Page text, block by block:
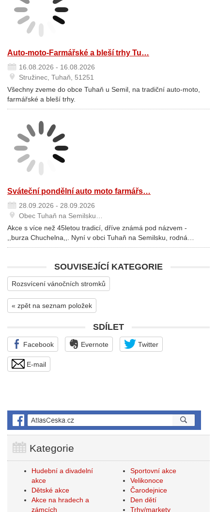
Auto-moto-Farmářské a bleší trhy Tu…
16.08.2026 - 16.08.2026
Stružinec, Tuhaň, 51251
Všechny zveme do obce Tuhaň u Semil, na tradiční auto-moto,
farmářské a bleší trhy.
Sváteční pondělní auto moto farmářs…
28.09.2026 - 28.09.2026
Obec Tuhaň na Semilsku…
Akce s více než 45letou tradicí, dříve známá pod názvem -
,,burza Chuchelna,,. Nyní v obci Tuhaň na Semilsku, rodná…
SOUVISEJÍCÍ KATEGORIE
Rozsvícení vánočních stromků
« zpět na seznam položek
SDÍLET
Facebook Evernote Twitter
E-mail
Kategorie
Hudební a divadelní
akce
Dětské akce
Akce na hradech a
zámcích
Sportovní akce
Velikonoce
Čarodejnice
Den dětí
Trhy/markety